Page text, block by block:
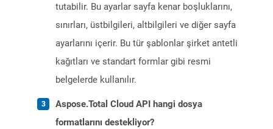
tutabilir. Bu ayarlar sayfa kenar boşluklarını,
sınırları, üstbilgileri, altbilgileri ve diğer sayfa
ayarlarını içerir. Bu tür şablonlar şirket antetli
kağıtları ve standart formlar gibi resmi
belgelerde kullanılır.
Aspose.Total Cloud API hangi dosya
formatlarını destekliyor?